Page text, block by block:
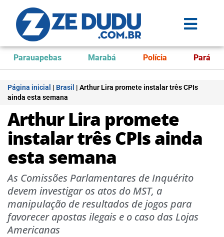
Parauapebas Marabá Polícia Pará
Página inicial | Brasil | Arthur Lira promete instalar três CPIs
ainda esta semana
Arthur Lira promete
instalar três CPIs ainda
esta semana
As Comissões Parlamentares de Inquérito
devem investigar os atos do MST, a
manipulação de resultados de jogos para
favorecer apostas ilegais e o caso das Lojas
Americanas